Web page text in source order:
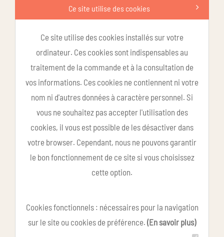
Ce site utilise des cookies
Ce site utilise des cookies installés sur votre
ordinateur. Ces cookies sont indispensables au
traitement de la commande et à la consultation de
vos informations. Ces cookies ne contiennent ni votre
nom ni d'autres données à caractère personnel. Si
vous ne souhaitez pas accepter l'utilisation des
cookies, il vous est possible de les désactiver dans
votre browser. Cependant, nous ne pouvons garantir
le bon fonctionnement de ce site si vous choisissez
cette option.
Cookies fonctionnels : nécessaires pour la navigation
sur le site ou cookies de préférence. (En savoir plus)